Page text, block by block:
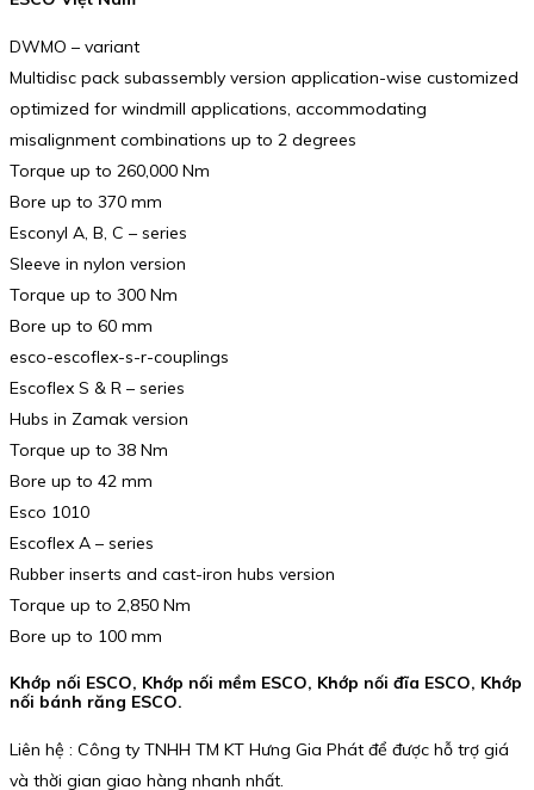
DWMO – variant
Multidisc pack subassembly version application-wise customized
optimized for windmill applications, accommodating
misalignment combinations up to 2 degrees
Torque up to 260,000 Nm
Bore up to 370 mm
Esconyl A, B, C – series
Sleeve in nylon version
Torque up to 300 Nm
Bore up to 60 mm
esco-escoflex-s-r-couplings
Escoflex S & R – series
Hubs in Zamak version
Torque up to 38 Nm
Bore up to 42 mm
Esco 1010
Escoflex A – series
Rubber inserts and cast-iron hubs version
Torque up to 2,850 Nm
Bore up to 100 mm
Khớp nối ESCO, Khớp nối mềm ESCO, Khớp nối đĩa ESCO, Khớp
nối bánh răng ESCO.
Liên hệ : Công ty TNHH TM KT Hưng Gia Phát để được hỗ trợ giá
và thời gian giao hàng nhanh nhất.